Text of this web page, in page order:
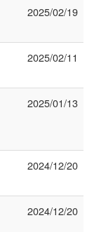
2025/02/19
2025/02/11
2025/01/13
2024/12/20
2024/12/20